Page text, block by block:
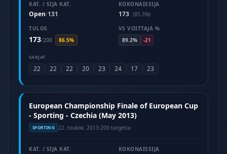
KAT. / SIJA KAT.
Open/131
KOKONAISSIJA
173 (85.3%)
TULOS
173/200 86.5%
VS VOITTAJA %
89.2%
-21
SARJAT
22 22 22 20 23 24 17 23
European Championship Finale of European Cup
- Sporting - Czechia (May 2013)
SPORTING 22. toukok. 2013·200 targetia
KAT. / SIJA KAT. KOKONAISSIJA